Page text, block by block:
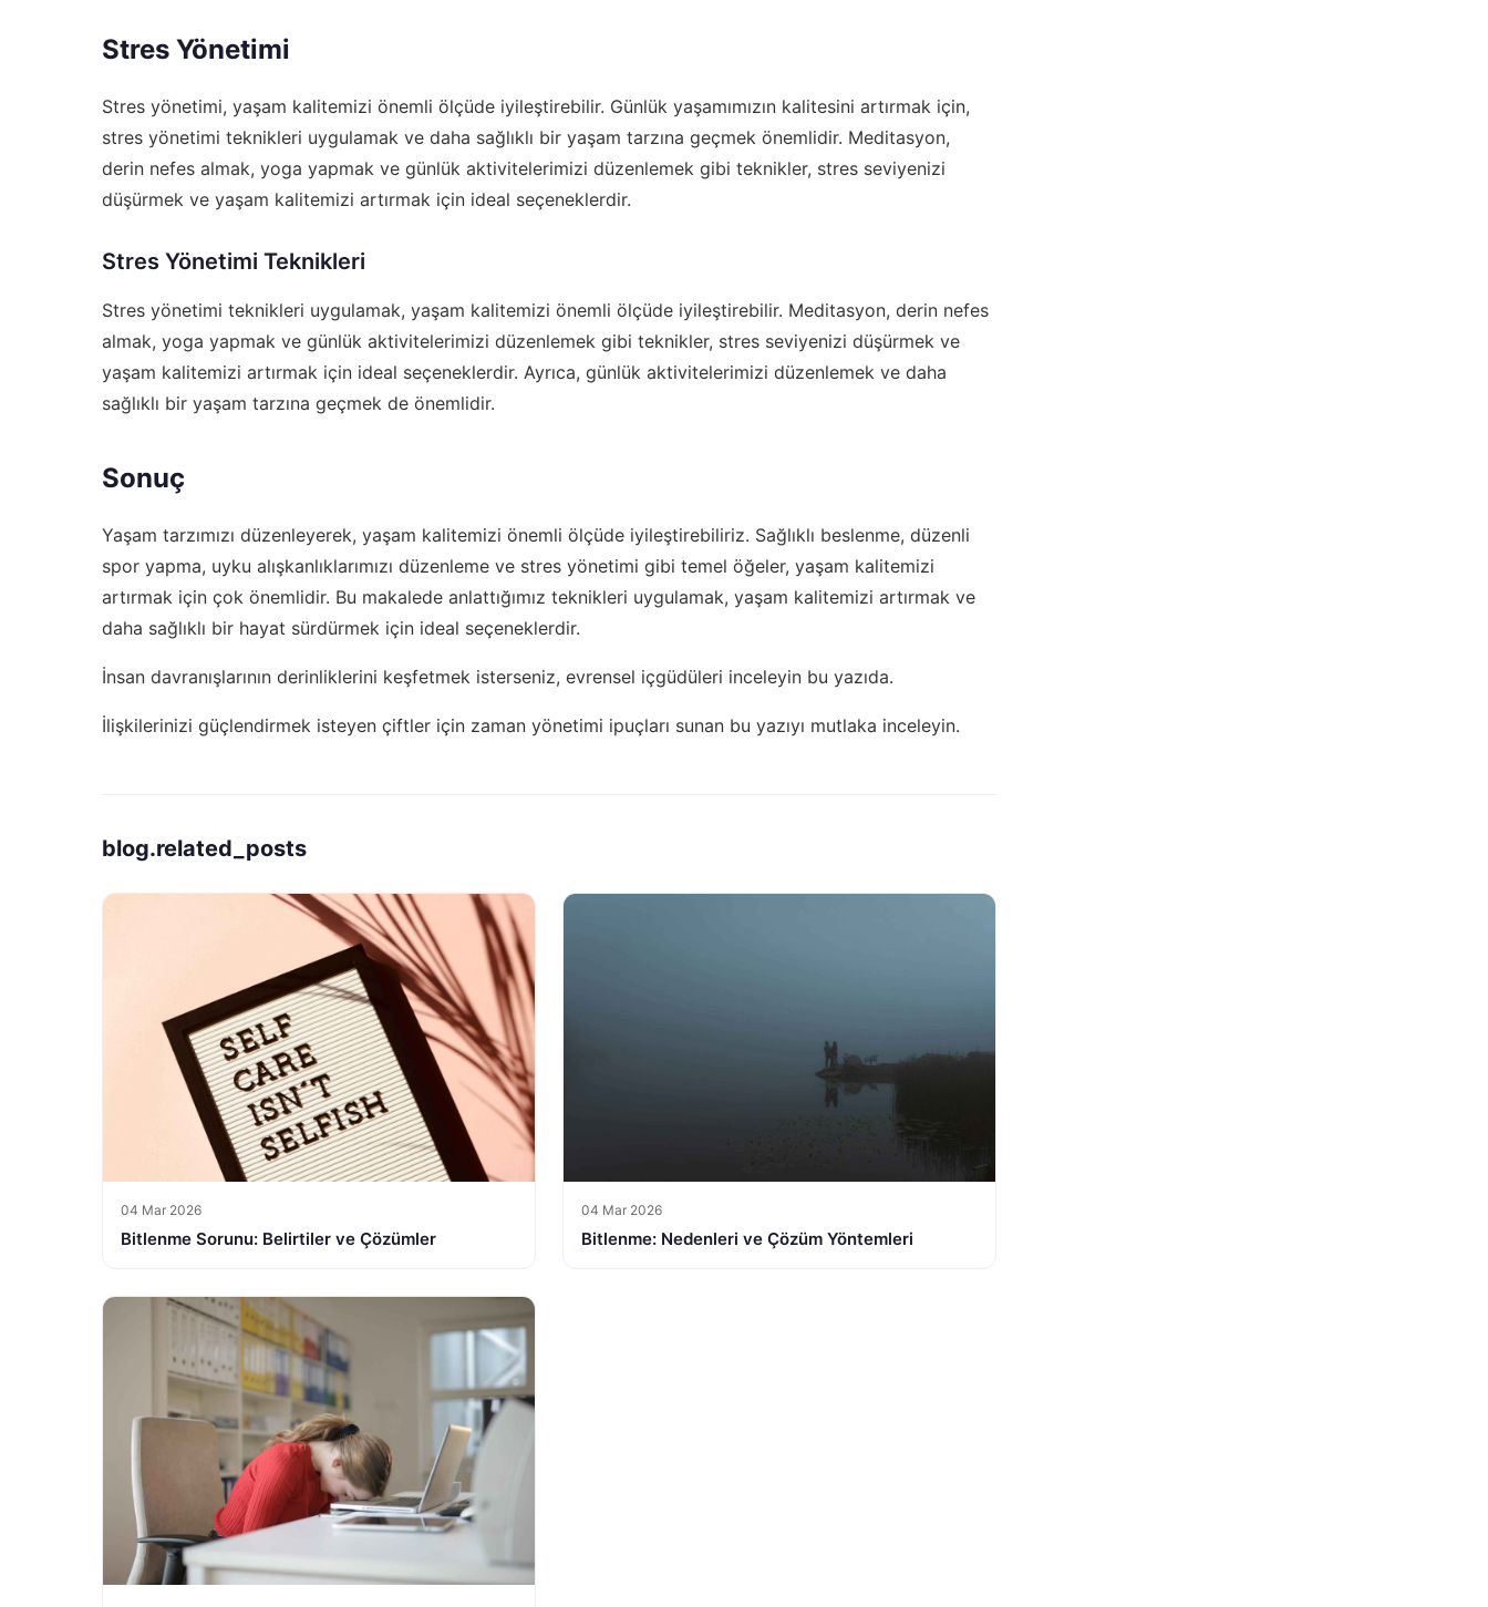
Stres Yönetimi
Stres yönetimi, yaşam kalitemizi önemli ölçüde iyileştirebilir. Günlük yaşamımızın kalitesini artırmak için,
stres yönetimi teknikleri uygulamak ve daha sağlıklı bir yaşam tarzına geçmek önemlidir. Meditasyon,
derin nefes almak, yoga yapmak ve günlük aktivitelerimizi düzenlemek gibi teknikler, stres seviyenizi
düşürmek ve yaşam kalitemizi artırmak için ideal seçeneklerdir.
Stres Yönetimi Teknikleri
Stres yönetimi teknikleri uygulamak, yaşam kalitemizi önemli ölçüde iyileştirebilir. Meditasyon, derin nefes
almak, yoga yapmak ve günlük aktivitelerimizi düzenlemek gibi teknikler, stres seviyenizi düşürmek ve
yaşam kalitemizi artırmak için ideal seçeneklerdir. Ayrıca, günlük aktivitelerimizi düzenlemek ve daha
sağlıklı bir yaşam tarzına geçmek de önemlidir.
Sonuç
Yaşam tarzımızı düzenleyerek, yaşam kalitemizi önemli ölçüde iyileştirebiliriz. Sağlıklı beslenme, düzenli
spor yapma, uyku alışkanlıklarımızı düzenleme ve stres yönetimi gibi temel öğeler, yaşam kalitemizi
artırmak için çok önemlidir. Bu makalede anlattığımız teknikleri uygulamak, yaşam kalitemizi artırmak ve
daha sağlıklı bir hayat sürdürmek için ideal seçeneklerdir.
İnsan davranışlarının derinliklerini keşfetmek isterseniz, evrensel içgüdüleri inceleyin bu yazıda.
İlişkilerinizi güçlendirmek isteyen çiftler için zaman yönetimi ipuçları sunan bu yazıyı mutlaka inceleyin.
blog.related_posts
04 Mar 2026
Bitlenme Sorunu: Belirtiler ve Çözümler
04 Mar 2026
Bitlenme: Nedenleri ve Çözüm Yöntemleri